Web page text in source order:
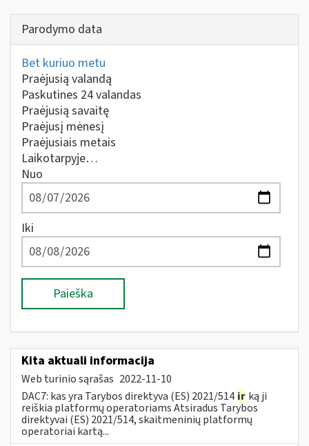
Parodymo data
Bet kuriuo metu
Praėjusią valandą
Paskutines 24 valandas
Praėjusią savaitę
Praėjusį mėnesį
Praėjusiais metais
Laikotarpyje…
Nuo
Iki
Paieška
Kita aktuali informacija
Web turinio sąrašas 2022-11-10
DAC7: kas yra Tarybos direktyva (ES) 2021/514 ir ką ji
reiškia platformų operatoriams Atsiradus Tarybos
direktyvai (ES) 2021/514, skaitmeninių platformų
operatoriai kartą...